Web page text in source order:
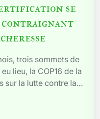
se
contraignant
trois sommets de
lieu, la COP16 de la
sur la lutte contre la…